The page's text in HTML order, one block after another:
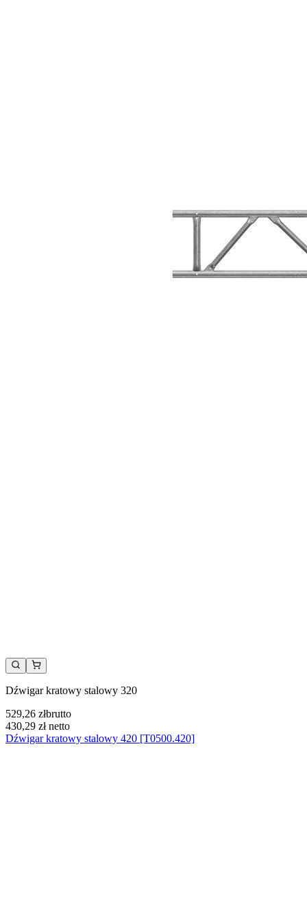
Dźwigar kratowy stalowy 320
529,26 złbrutto
430,29 zł netto
Dźwigar kratowy stalowy 420 [T0500.420]